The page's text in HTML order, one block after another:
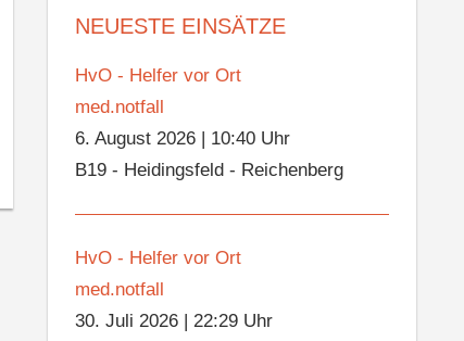
NEUESTE EINSÄTZE
HvO - Helfer vor Ort
med.notfall
6. August 2026
10:40 Uhr
B19 - Heidingsfeld - Reichenberg
HvO - Helfer vor Ort
med.notfall
30. Juli 2026 |22:29 Uhr